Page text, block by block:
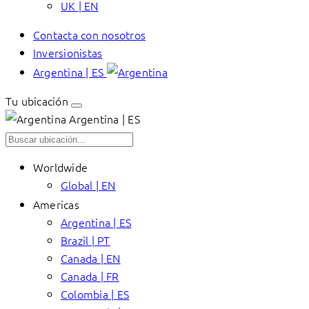
UK | EN
Contacta con nosotros
Inversionistas
Argentina | ES
Tu ubicación
Argentina | ES
Worldwide
Global | EN
Americas
Argentina | ES
Brazil | PT
Canada | EN
Canada | FR
Colombia | ES